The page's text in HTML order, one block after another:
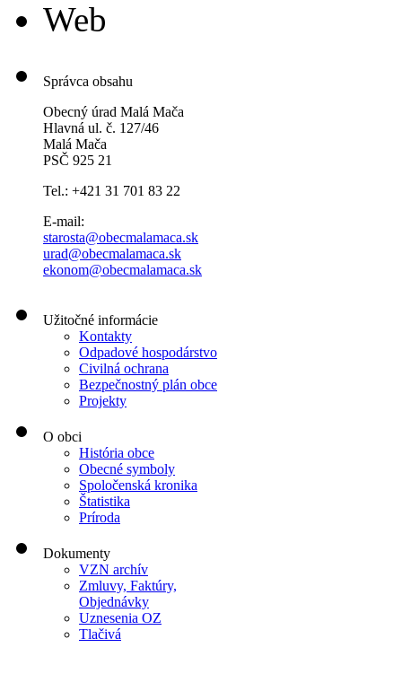
Web
Správca obsahu
Obecný úrad Malá Mača
Hlavná ul. č. 127/46
Malá Mača
PSČ 925 21
Tel.: +421 31 701 83 22
E-mail:
starosta@obecmalamaca.sk
urad@obecmalamaca.sk
ekonom@obecmalamaca.sk
Užitočné informácie
Kontakty
Odpadové hospodárstvo
Civilná ochrana
Bezpečnostný plán obce
Projekty
O obci
História obce
Obecné symboly
Spoločenská kronika
Štatistika
Príroda
Dokumenty
VZN archív
Zmluvy, Faktúry,
Objednávky
Uznesenia OZ
Tlačivá